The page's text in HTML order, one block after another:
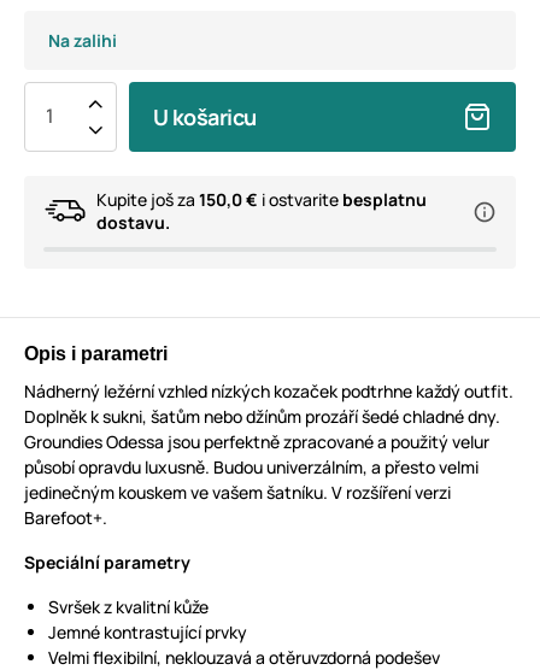
Na zalihi
U košaricu
Kupite još za 150,0 € i ostvarite besplatnu
dostavu.
Opis i parametri
Nádherný ležérní vzhled nízkých kozaček podtrhne každý outfit.
Doplněk k sukni, šatům nebo džínům prozáří šedé chladné dny.
Groundies Odessa jsou perfektně zpracované a použitý velur
působí opravdu luxusně. Budou univerzálním, a přesto velmi
jedinečným kouskem ve vašem šatníku. V rozšíření verzi
Barefoot+.
Speciální parametry
Svršek z kvalitní kůže
Jemné kontrastující prvky
Velmi flexibilní, neklouzavá a otěruvzdorná podešev